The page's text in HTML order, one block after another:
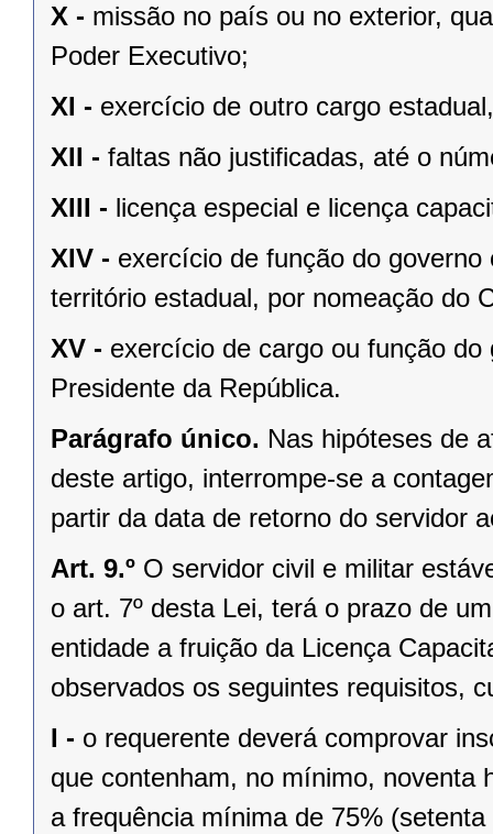
X - missão no país ou no exterior,
Poder Executivo;
XI - exercício de outro cargo
XII - faltas não justificadas, até o
XIII - licença especial e licença
XIV - exercício de função do
território estadual, por nomeação do
XV - exercício de cargo ou função
Presidente da República.
Parágrafo único. Nas hipóteses de
deste artigo, interrompe-se a
partir da data de retorno do servidor
Art. 9.º O servidor civil e militar
o art. 7º desta Lei, terá o prazo de
entidade a fruição da Licença
observados os seguintes requisitos,
I - o requerente deverá comprovar
que contenham, no mínimo, noventa
a frequência mínima de 75%